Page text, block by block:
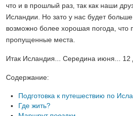
что и в прошлый раз, так как наши
Исландии. Но зато у нас будет
возможно более хорошая погода, что
пропущенные места.
Итак Исландия... Середина июня... 12
Содержание:
Подготовка к путешествию по
Где жить?